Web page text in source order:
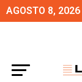
AGOSTO 8, 2026